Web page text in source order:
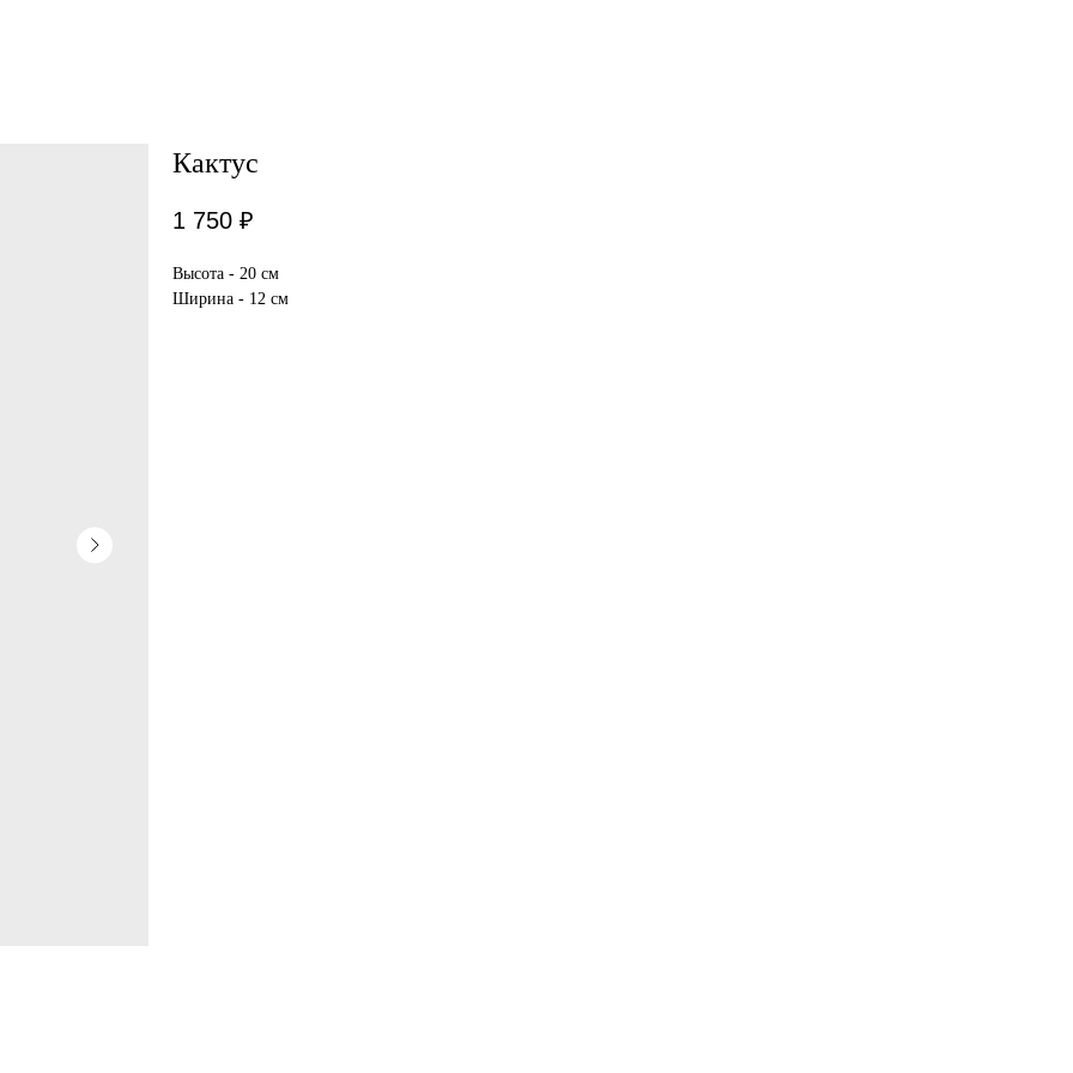
Кактус
1 750 ₽
Высота - 20 см
Ширина - 12 см